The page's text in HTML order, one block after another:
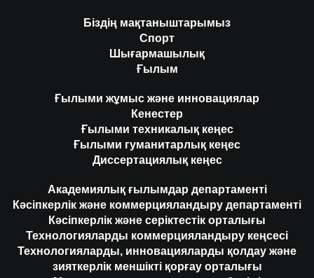
Біздің мақтаныштарымыз
Спорт
Шығармашылық
Ғылым
Ғылыми жұмыс және инновациялар
Кенестер
Ғылыми техникалық кеңес
Ғылыми гуманитарлық кеңес
Диссертациялық кеңес
Академиялық ғылымдар департаменті
Кәсіпкерлік және коммерцияландыру департаменті
Кәсіпкерлік және серіктестік орталығы
Технологияларды коммерцияландыру кеңсесі
Технологияларды, инновацияларды қолдау және
зияткерлік меншікті қорғау орталығы